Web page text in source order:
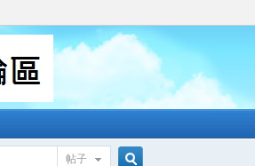
帖子